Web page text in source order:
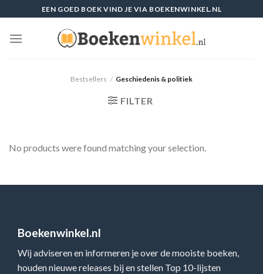
to
content
EEN GOED BOEK VIND JE VIA BOEKENWINKEL.NL
Bestsellers / Geschiedenis & politiek
FILTER
No products were found matching your selection.
Boekenwinkel.nl
Wij adviseren en informeren je over de mooiste boeken,
houden nieuwe releases bij en stellen Top 10-lijsten